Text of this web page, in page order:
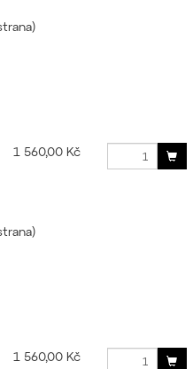
1 560,00 Kč
1 560,00 Kč